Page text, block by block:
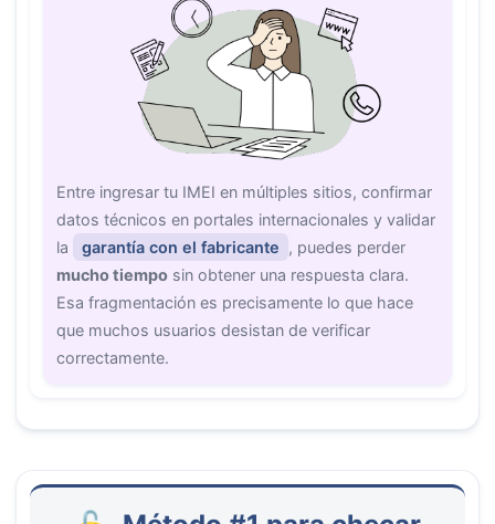
Entre ingresar tu IMEI en múltiples sitios, confirmar
datos técnicos en portales internacionales y validar
la
garantía con el fabricante , puedes perder
mucho tiempo sin obtener una respuesta clara.
Esa fragmentación es precisamente lo que hace
que muchos usuarios desistan de verificar
correctamente.